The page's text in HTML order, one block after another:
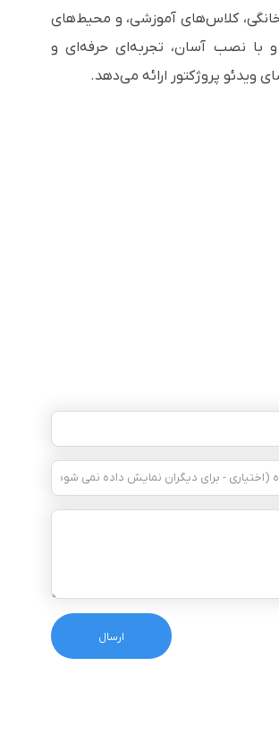
کلاس‌های آموزشی، و محیط‌های
با نصب آسان، تجربه‌ای حرفه‌ای و
ویدئو پروژکتور ارائه می‌دهد.